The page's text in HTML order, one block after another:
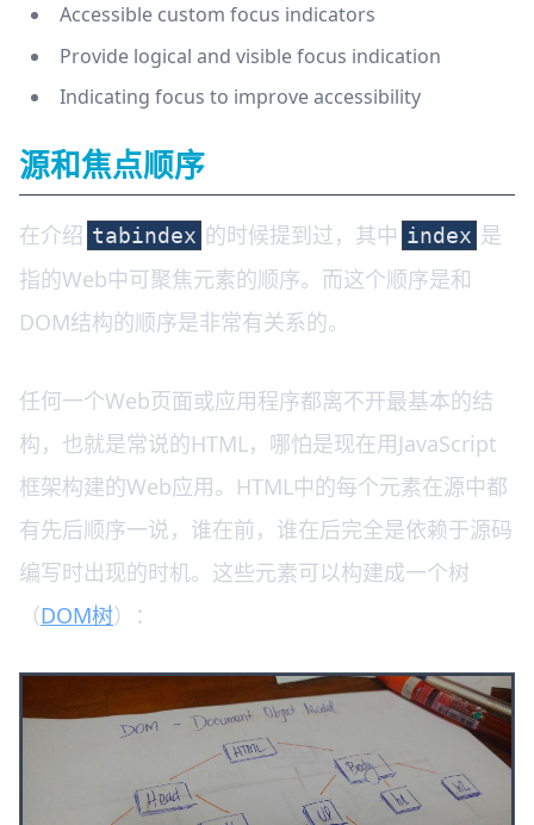
Accessible custom focus indicators
Provide logical and visible focus indication
Indicating focus to improve accessibility
源和焦点顺序
在介绍 tabindex 的时候提到过，其中 index 是
指的Web中可聚焦元素的顺序。而这个顺序是和
DOM结构的顺序是非常有关系的。
任何一个Web页面或应用程序都离不开最基本的结
构，也就是常说的HTML，哪怕是现在用JavaScript
框架构建的Web应用。HTML中的每个元素在源中都
有先后顺序一说，谁在前，谁在后完全是依赖于源码
编写时出现的时机。这些元素可以构建成一个树
（DOM树）：